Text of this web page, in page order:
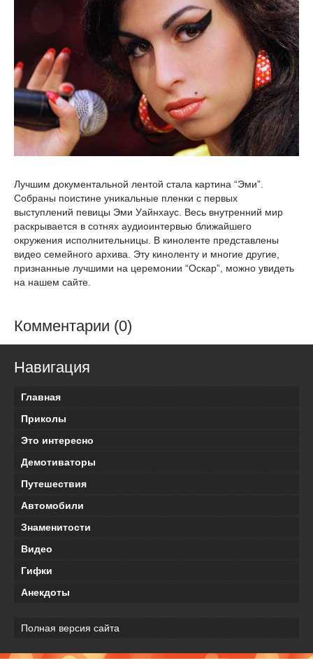
Лучшим документальной лентой стала картина “Эми”.
Собраны поистине уникальные пленки с первых
выступлений певицы Эми Уайнхаус. Весь внутренний мир
раскрывается в сотнях аудиоинтервью ближайшего
окружения исполнительницы. В киноленте представлены
видео семейного архива. Эту киноленту и многие другие,
признанные лучшими на церемонии “Оскар”, можно увидеть
на нашем сайте.
Комментарии (0)
Навигация
Главная
Приколы
Это интересно
Демотиваторы
Путешествия
Автомобили
Знаменитости
Видео
Гифки
Анекдоты
Полная версия сайта